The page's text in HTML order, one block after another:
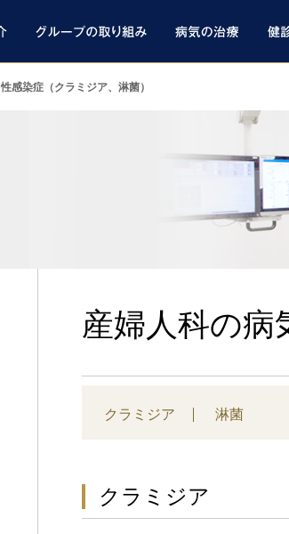
性感染症（クラミジア、淋菌）
産婦人科の病
クラミジア 淋菌
クラミジア